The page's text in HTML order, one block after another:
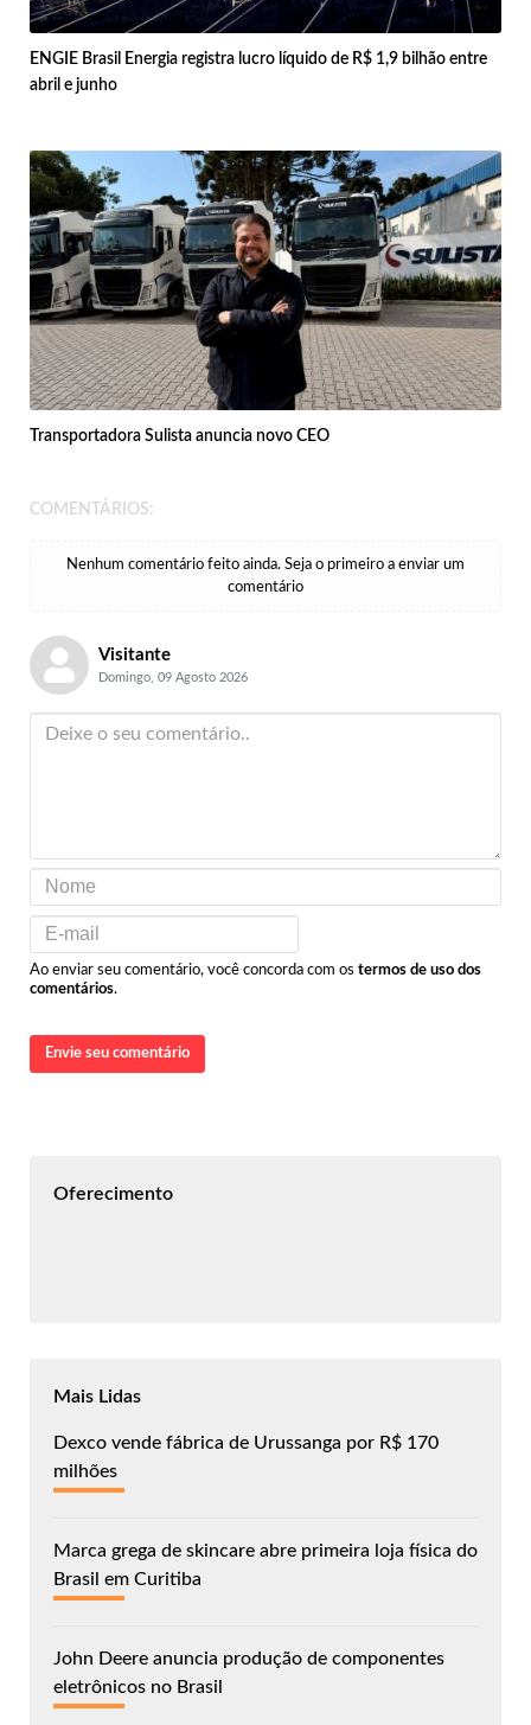
ENGIE Brasil Energia registra lucro líquido de R$ 1,9 bilhão entre
abril e junho
Transportadora Sulista anuncia novo CEO
COMENTÁRIOS:
Nenhum comentário feito ainda. Seja o primeiro a enviar um
comentário
Visitante
Domingo, 09 Agosto 2026
Ao enviar seu comentário, você concorda com os termos de uso dos
comentários.
Envie seu comentário
Oferecimento
Mais Lidas
Dexco vende fábrica de Urussanga por R$ 170
milhões
Marca grega de skincare abre primeira loja física do
Brasil em Curitiba
John Deere anuncia produção de componentes
eletrônicos no Brasil